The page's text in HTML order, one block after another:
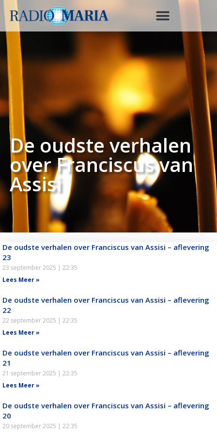
De oudste verhalen
over Franciscus van
Assisi
De oudste verhalen over Franciscus van Assisi – aflevering
23
23 september 2025
22:35
Lees Meer »
De oudste verhalen over Franciscus van Assisi – aflevering
22
22 september 2025
22:35
Lees Meer »
De oudste verhalen over Franciscus van Assisi – aflevering
21
21 september 2025
22:35
Lees Meer »
De oudste verhalen over Franciscus van Assisi – aflevering
20
20 september 2025
22:35